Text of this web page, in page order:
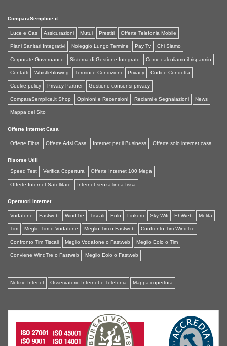
ComparaSemplice.it
Luce e Gas Assicurazioni Mutui Prestiti Offerte Telefonia Mobile
Piani Sanitari Integrativi Noleggio Lungo Termine Pay Tv Chi Siamo
Corporate Governance Sistema di Gestione Integrato Come calcoliamo il risparmio
Contatti Whistleblowing Termini e Condizioni Privacy Codice Condotta
Cookie policy Privacy Partner Gestione consensi privacy
ComparaSemplice.it Shop Opinioni e Recensioni Reclami e Segnalazioni News
Mappa del Sito
Offerte Internet Casa
Offerte Fibra Offerte Adsl Casa Internet per il Business Offerte solo internet casa
Risorse Utili
Speed Test
Verifica Copertura Offerte Internet 100 Mega
Offerte Internet Satellitare Internet senza linea fissa
Operatori Internet
Vodafone Fastweb WindTre Tiscali Eolo Linkem Sky Wifi EhiWeb Melita
Tim Meglio Tim o Vodafone Meglio Tim o Fastweb Confronto Tim WindTre
Confronto Tim Tiscali Meglio Vodafone o Fastweb Meglio Eolo o Tim
Conviene WindTre o Fastweb Meglio Eolo o Fastweb
Notizie Intenet Osservatorio Internet e Telefonia Mappa copertura